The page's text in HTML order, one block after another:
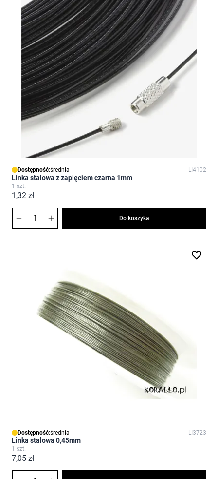
Dostępność:średnia LI4102
Linka stalowa z zapięciem czarna 1mm
1 szt.
1,32 zł
Do koszyka
Dostępność:średnia LI3723
Linka stalowa 0,45mm
1 szt.
7,05 zł